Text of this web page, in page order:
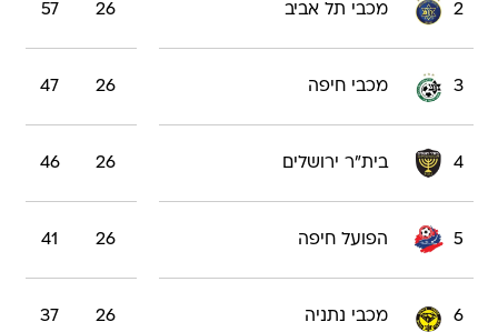
2 מכבי תל אביב 26
57
3 מכבי חיפה 26
47
4 בית"ר ירושלים 26
46
5 הפועל חיפה 26
41
6 מכבי נתניה 26
37